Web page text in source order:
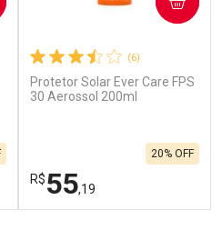
Por R$ 61,99/cada
(6)
Protetor Solar Ever Care FPS
30 Aerossol 200ml
R$55,19
20% OFF